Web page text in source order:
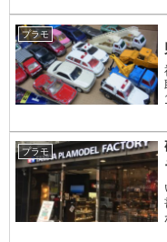
プラモ
プラモ